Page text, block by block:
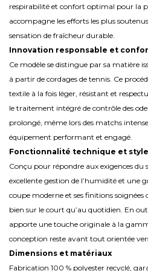
respirabilité et confort optimal pour la
accompagne les efforts les plus
sensation de fraîcheur durable.
Innovation responsable et
Ce modèle se distingue par sa matière
à partir de cordages de tennis. Ce
textile à la fois léger, résistant et
le traitement intégré de contrôle des
prolongé, même lors des matchs
équipement performant et engagé.
Fonctionnalité technique et
Conçu pour répondre aux exigences du
excellente gestion de l’humidité et une
coupe moderne et ses finitions
bien sur le court qu’au quotidien. En
apporte une touche originale à la
conception reste avant tout orientée
Dimensions et matériaux
Fabrication 100 % polyester recyclé,